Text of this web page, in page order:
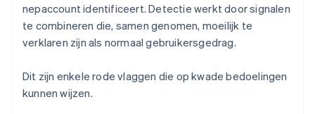
nepaccount identificeert. Detectie werkt door signalen
te combineren die, samen genomen, moeilijk te
verklaren zijn als normaal gebruikersgedrag.
Dit zijn enkele rode vlaggen die op kwade bedoelingen
kunnen wijzen.